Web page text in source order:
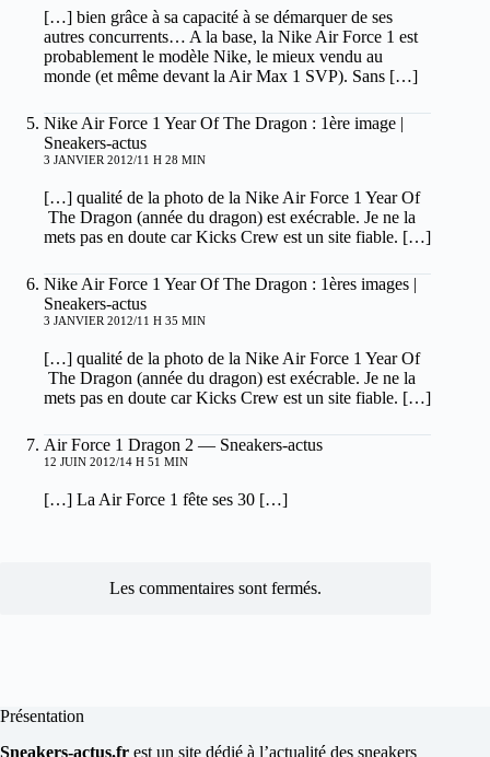
[…] bien grâce à sa capacité à se démarquer de ses
autres concurrents… A la base, la Nike Air Force 1 est
probablement le modèle Nike, le mieux vendu au
monde (et même devant la Air Max 1 SVP). Sans […]
Nike Air Force 1 Year Of The Dragon : 1ère image |
Sneakers-actus
3 JANVIER 2012/11 H 28 MIN
[…] qualité de la photo de la Nike Air Force 1 Year Of
The Dragon (année du dragon) est exécrable. Je ne la
mets pas en doute car Kicks Crew est un site fiable. […]
Nike Air Force 1 Year Of The Dragon : 1ères images |
Sneakers-actus
3 JANVIER 2012/11 H 35 MIN
[…] qualité de la photo de la Nike Air Force 1 Year Of
The Dragon (année du dragon) est exécrable. Je ne la
mets pas en doute car Kicks Crew est un site fiable. […]
Air Force 1 Dragon 2 — Sneakers-actus
12 JUIN 2012/14 H 51 MIN
[…] La Air Force 1 fête ses 30 […]
Les commentaires sont fermés.
Présentation
Sneakers-actus.fr est un site dédié à l’actualité des sneakers